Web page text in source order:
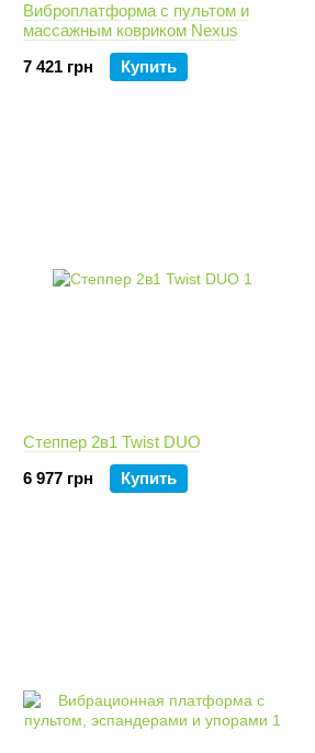
Виброплатформа с пультом и
массажным ковриком Nexus
7 421 грн
Купить
Степпер 2в1 Twist DUO
6 977 грн
Купить